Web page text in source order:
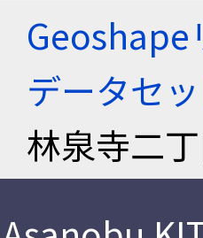
Geoshape
データセ
林泉寺二